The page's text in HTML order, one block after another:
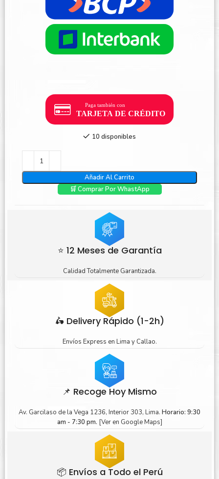
10 disponibles
Añadir Al Carrito
🛒 Comprar Por WhastApp
⭐ 12 Meses de Garantía
Calidad Totalmente Garantizada.
🛵 Delivery Rápido (1-2h)
Envíos Express en Lima y Callao.
📌 Recoge Hoy Mismo
Av. Garcilaso de la Vega 1236, Interior 303, Lima. Horario: 9:30
am - 7:30 pm. [Ver en Google Maps]
📦 Envíos a Todo el Perú